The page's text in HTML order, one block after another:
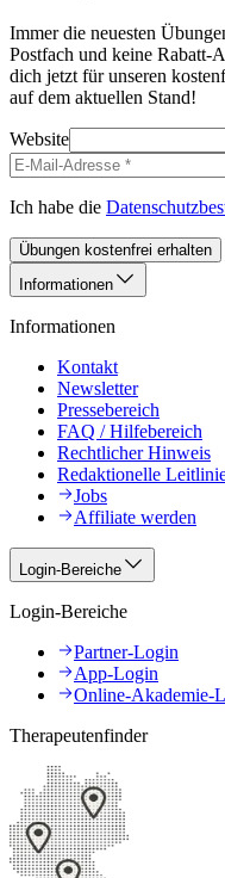
Immer die neuesten
Postfach und keine Rabatt-
dich jetzt für unseren
auf dem aktuellen Stand!
Website
Ich habe die
Übungen kostenfrei erhalten
Informationen
Informationen
Kontakt
Newsletter
Pressebereich
FAQ / Hilfebereich
Rechtlicher Hinweis
Redaktionelle
Jobs
Affiliate werden
Login-Bereiche
Login-Bereiche
Partner-Login
App-Login
Online-Akademie-
Therapeutenfinder